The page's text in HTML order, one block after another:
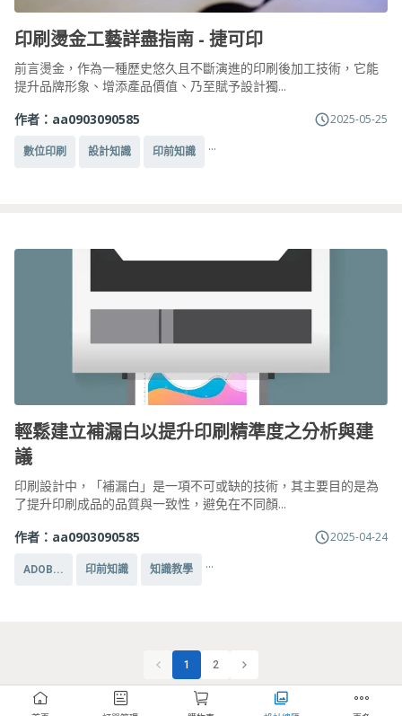
印刷燙金工藝詳盡指南 - 捷可印
前言燙金，作為一種歷史悠久且不斷演進的印刷後加工技術，它能
提升品牌形象、增添產品價值、乃至賦予設計獨...
作者： aa0903090585 2025-05-25
數位印刷 設計知識 印前知識 ...
輕鬆建立補漏白以提升印刷精準度之分析與建
議
印刷設計中，「補漏白」是一項不可或缺的技術，其主要目的是為
了提升印刷成品的品質與一致性，避免在不同顏...
作者： aa0903090585 2025-04-24
ADOB... 印前知識 知識教學 ...
1 2